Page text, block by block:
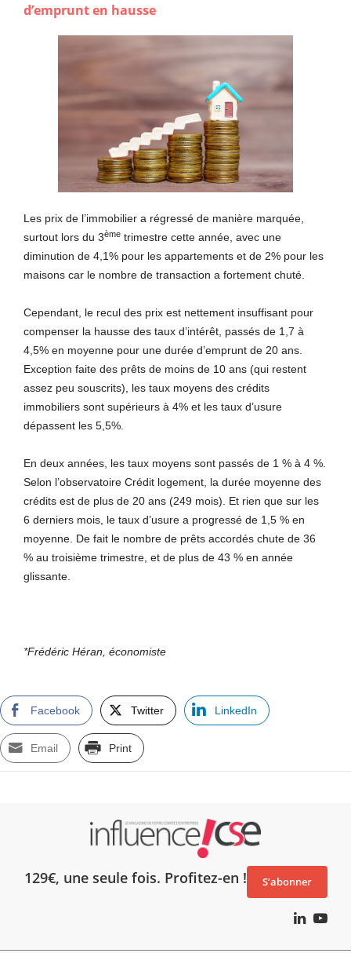
d’emprunt en hausse
Les prix de l’immobilier a régressé de manière marquée,
surtout lors du 3ème trimestre cette année, avec une
diminution de 4,1% pour les appartements et de 2% pour les
maisons car le nombre de transaction a fortement chuté.
Cependant, le recul des prix est nettement insuffisant pour
compenser la hausse des taux d’intérêt, passés de 1,7 à
4,5% en moyenne pour une durée d’emprunt de 20 ans.
Exception faite des prêts de moins de 10 ans (qui restent
assez peu souscrits), les taux moyens des crédits
immobiliers sont supérieurs à 4% et les taux d’usure
dépassent les 5,5%.
En deux années, les taux moyens sont passés de 1 % à 4 %.
Selon l’observatoire Crédit logement, la durée moyenne des
crédits est de plus de 20 ans (249 mois). Et rien que sur les
6 derniers mois, le taux d’usure a progressé de 1,5 % en
moyenne. De fait le nombre de prêts accordés chute de 36
% au troisième trimestre, et de plus de 43 % en année
glissante.
*Frédéric Héran, économiste
Facebook Twitter LinkedIn
Email Print
129€, une seule fois. Profitez-en ! S’abonner